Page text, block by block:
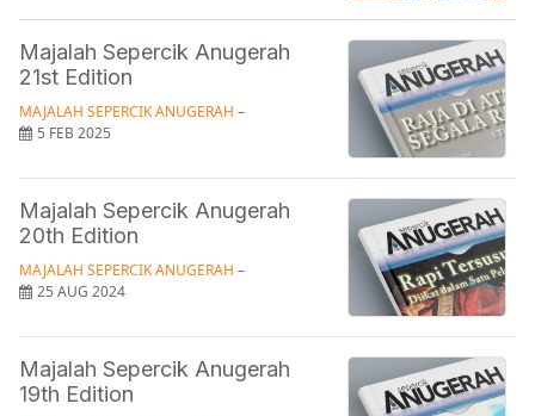
Majalah Sepercik Anugerah
21st Edition
MAJALAH SEPERCIK ANUGERAH –
5 FEB 2025
Majalah Sepercik Anugerah
20th Edition
MAJALAH SEPERCIK ANUGERAH –
25 AUG 2024
Majalah Sepercik Anugerah
19th Edition